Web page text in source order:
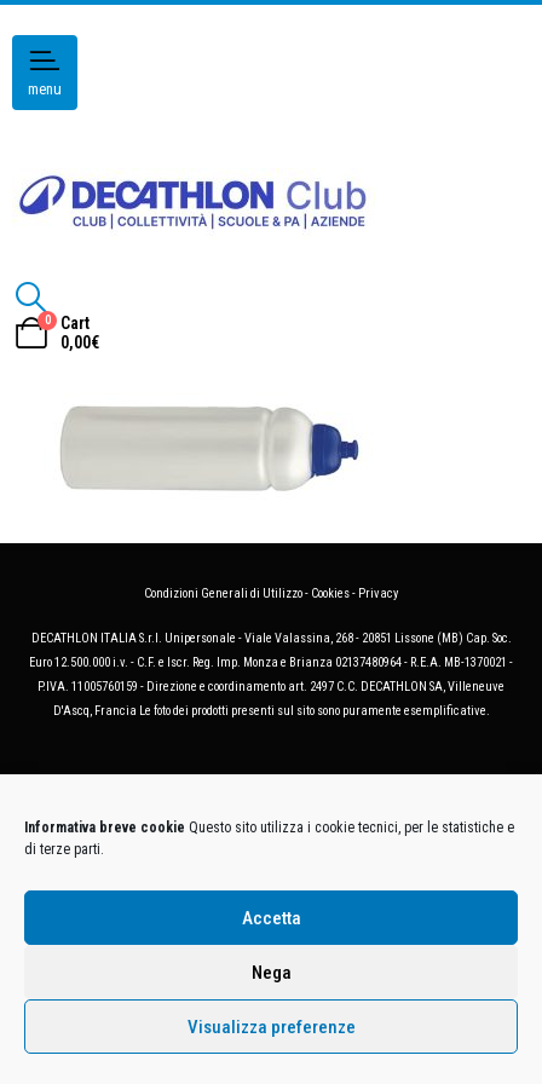
Informativa breve cookie Questo sito utilizza i cookie tecnici, per le statistiche e
di terze parti.
Accetta
Nega
Visualizza preferenze
menu
0
Cart
0,00€
Condizioni Generali di Utilizzo- Cookies- Privacy
DECATHLON ITALIA S.r.l. Unipersonale - Viale Valassina, 268 - 20851 Lissone (MB) Cap. Soc.
Euro 12.500.000 i.v. - C.F. e Iscr. Reg. Imp. Monza e Brianza 02137480964 - R.E.A. MB-1370021 -
P.IVA. 11005760159 - Direzione e coordinamento art. 2497 C.C. DECATHLON SA, Villeneuve
D'Ascq, Francia Le foto dei prodotti presenti sul sito sono puramente esemplificative.